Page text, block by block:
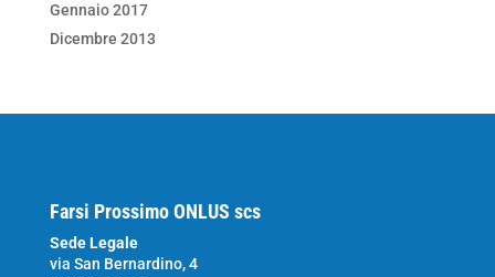
Gennaio 2017
Dicembre 2013
Farsi Prossimo ONLUS scs
Sede Legale
via San Bernardino, 4